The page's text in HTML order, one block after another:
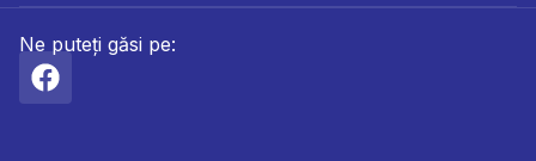
Ne puteți găsi pe: